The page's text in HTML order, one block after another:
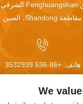
مقاطعة Shandong، الصين
هاتف: +86-536 3532939
We